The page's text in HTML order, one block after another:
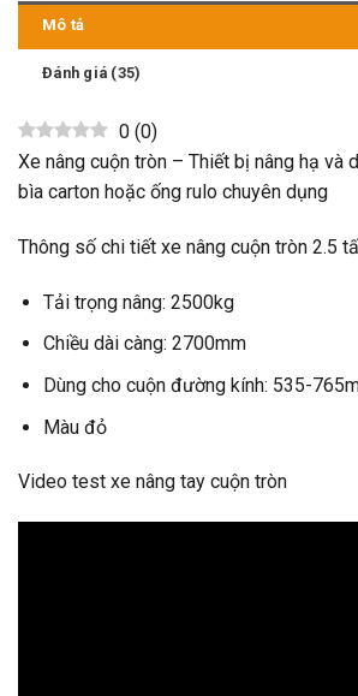
Mô tả
Đánh giá (35)
0 (0)
Xe nâng cuộn tròn – Thiết bị nâng hạ và
bìa carton hoặc ống rulo chuyên dụng
Thông số chi tiết xe nâng cuộn tròn 2.5
Tải trọng nâng: 2500kg
Chiều dài càng: 2700mm
Dùng cho cuộn đường kính: 535-
Màu đỏ
Video test xe nâng tay cuộn tròn